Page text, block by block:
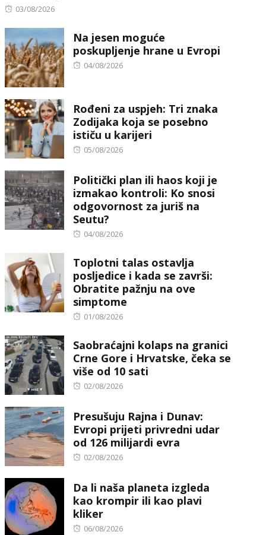
Posted
03/08/2026
Na jesen moguće
poskupljenje hrane u Evropi
Posted
04/08/2026
Rođeni za uspjeh: Tri znaka
Zodijaka koja se posebno
ističu u karijeri
Posted
05/08/2026
Politički plan ili haos koji je
izmakao kontroli: Ko snosi
odgovornost za juriš na
Seutu?
Posted
04/08/2026
Toplotni talas ostavlja
posljedice i kada se završi:
Obratite pažnju na ove
simptome
Posted
01/08/2026
Saobraćajni kolaps na granici
Crne Gore i Hrvatske, čeka se
više od 10 sati
Posted
02/08/2026
Presušuju Rajna i Dunav:
Evropi prijeti privredni udar
od 126 milijardi evra
Posted
02/08/2026
Da li naša planeta izgleda
kao krompir ili kao plavi
kliker
Posted
06/08/2026